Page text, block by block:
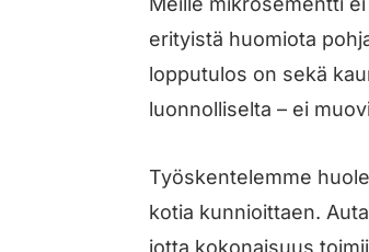
erityistä huomiota
lopputulos on sekä
luonnolliselta – ei
Työskentelemme
kotia kunnioittaen.
jotta kokonaisuus